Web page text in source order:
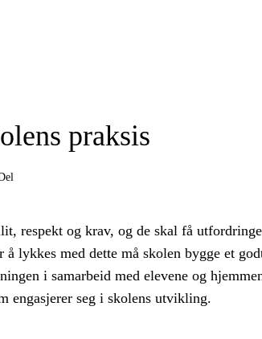
praksis
respekt og krav, og de skal få
lykkes med dette må skolen bygge et
i samarbeid med elevene og
engasjerer seg i skolens utvikling.